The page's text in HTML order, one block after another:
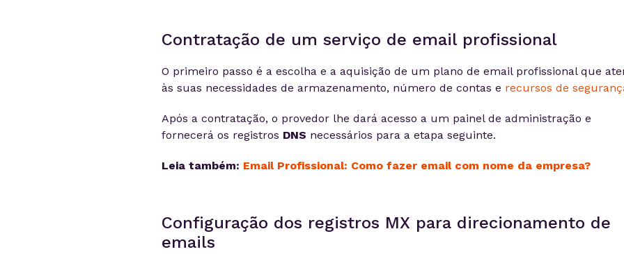
Contratação de um serviço de email profissional
O primeiro passo é a escolha e a aquisição de um plano de email profissional que
às suas necessidades de armazenamento, número de contas e recursos de
Após a contratação, o provedor lhe dará acesso a um painel de administração e
fornecerá os registros DNS necessários para a etapa seguinte.
Leia também: Email Profissional: Como fazer email com nome da empresa?
Configuração dos registros MX para direcionamento de
emails